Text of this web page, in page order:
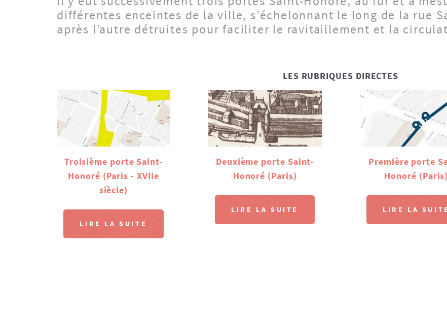
différentes enceintes de la ville, s’échelonnant le long de la rue
après l’autre détruites pour faciliter le ravitaillement et la
LES RUBRIQUES DIRECTES
Troisième porte Saint-
Honoré (Paris - XVIIe
siècle)
LIRE LA SUITE
Deuxième porte Saint-
Honoré (Paris)
LIRE LA SUITE
Première porte
Honoré (Paris)
LIRE LA SUITE